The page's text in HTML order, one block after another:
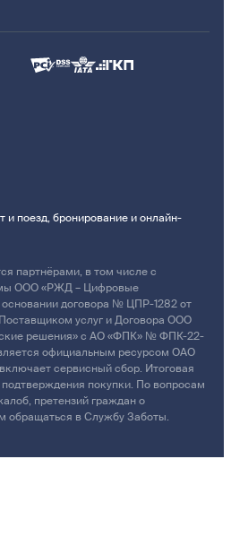
поезд, бронирование и онлайн-
партнёрами, в том числе с
ООО «РЖД – Цифровые
договора № ЦПР-1282 от
услуг и Договора ООО
решения» с АО «ФПК» № ФПК-22-
официальным ресурсом ОАО
сервисный сбор. Итоговая
покупки. По вопросам
претензий граждан о
обращаться в Службу Заботы.